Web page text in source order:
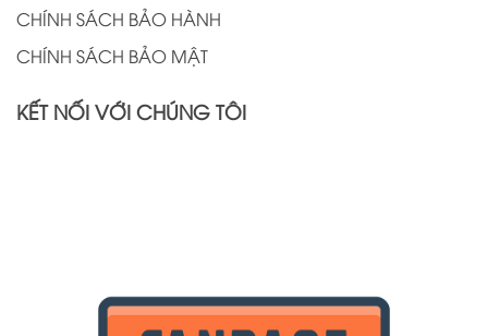
CHÍNH SÁCH BẢO HÀNH
CHÍNH SÁCH BẢO MẬT
KẾT NỐI VỚI CHÚNG TÔI